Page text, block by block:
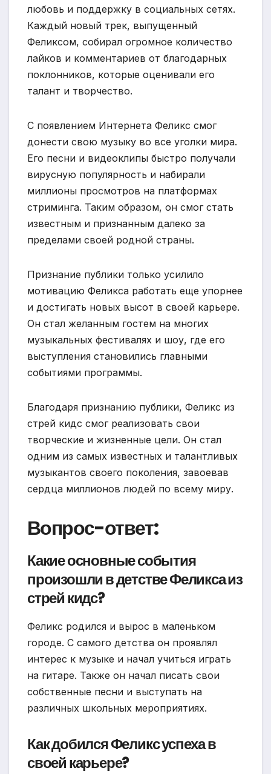
любовь и поддержку в социальных сетях.
Каждый новый трек, выпущенный
Феликсом, собирал огромное количество
лайков и комментариев от благодарных
поклонников, которые оценивали его
талант и творчество.
С появлением Интернета Феликс смог
донести свою музыку во все уголки мира.
Его песни и видеоклипы быстро получали
вирусную популярность и набирали
миллионы просмотров на платформах
стриминга. Таким образом, он смог стать
известным и признанным далеко за
пределами своей родной страны.
Признание публики только усилило
мотивацию Феликса работать еще упорнее
и достигать новых высот в своей карьере.
Он стал желанным гостем на многих
музыкальных фестивалях и шоу, где его
выступления становились главными
событиями программы.
Благодаря признанию публики, Феликс из
стрей кидс смог реализовать свои
творческие и жизненные цели. Он стал
одним из самых известных и талантливых
музыкантов своего поколения, завоевав
сердца миллионов людей по всему миру.
Вопрос-ответ:
Какие основные события
произошли в детстве Феликса из
стрей кидс?
Феликс родился и вырос в маленьком
городе. С самого детства он проявлял
интерес к музыке и начал учиться играть
на гитаре. Также он начал писать свои
собственные песни и выступать на
различных школьных мероприятиях.
Как добился Феликс успеха в
своей карьере?